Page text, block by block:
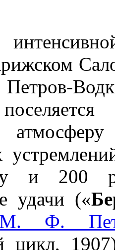
и 200
удачи («
Ф.
цикл,